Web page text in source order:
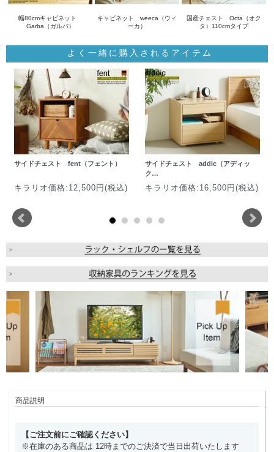
幅80cmキャビネット
Garba（ガルバ）
キャビネット weeca（ウィ
ーカ）
国産チェスト Octa（オク
タ）110cmタイプ
よく一緒に購入されるアイテム
サイドチェスト fent（フェント）
キラリオ価格:12,500円(税込)
サイドチェスト addic（アディッ
ク…
キラリオ価格:16,500円(税込)
商品説明
【ご注文前にご確認ください】
※在庫のある商品は 12時までのご決済で当日出荷いたします